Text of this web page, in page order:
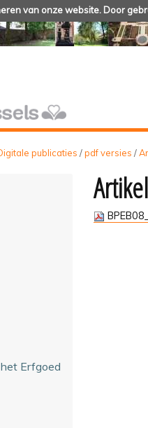
van onze website. Door
publicaties /pdf versies /
Erfgoed